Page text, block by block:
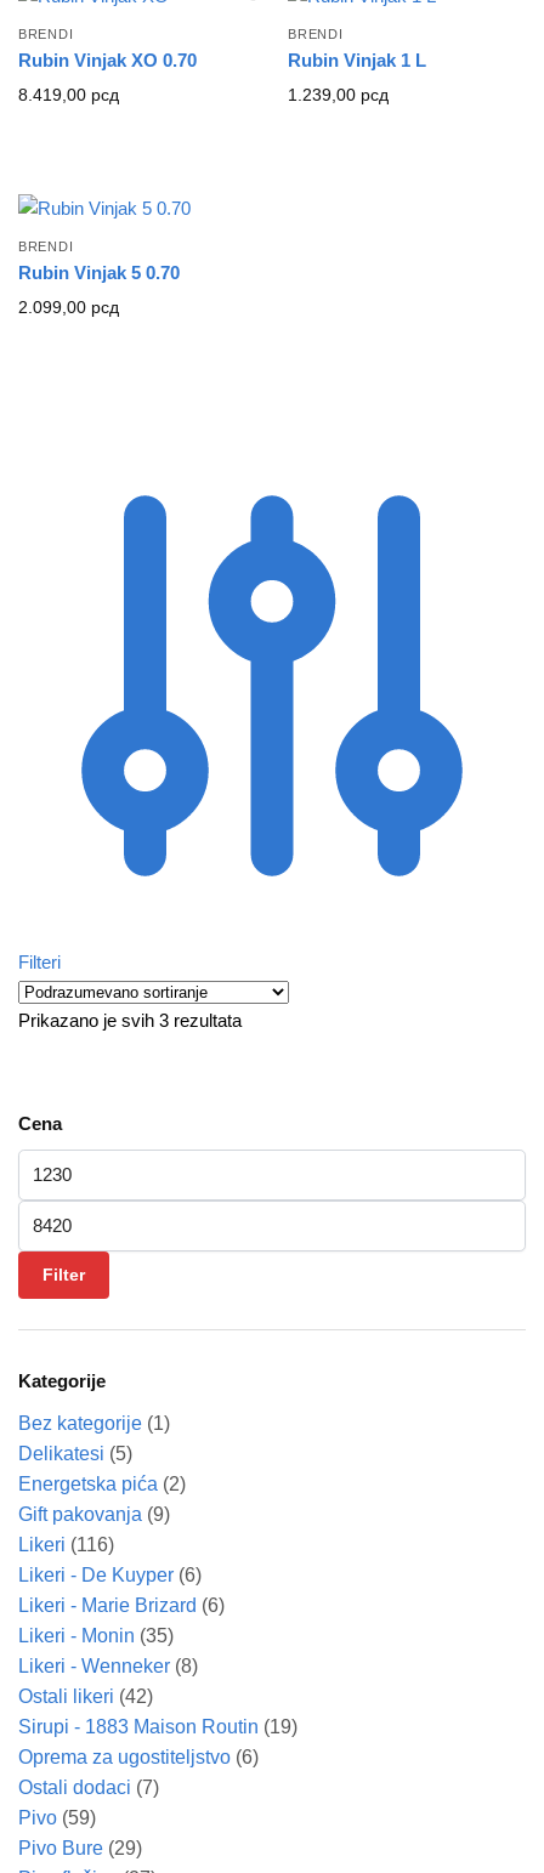
BRENDI
Rubin Vinjak XO 0.70
8.419,00 рсд
BRENDI
Rubin Vinjak 1 L
1.239,00 рсд
BRENDI
Rubin Vinjak 5 0.70
2.099,00 рсд
Filteri
Prikazano je svih 3 rezultata
Cena
Minimalna cena
Maksimalna cena
Filter
Kategorije
Bez kategorije (1)
Delikatesi (5)
Energetska pića (2)
Gift pakovanja (9)
Likeri (116)
Likeri - De Kuyper (6)
Likeri - Marie Brizard (6)
Likeri - Monin (35)
Likeri - Wenneker (8)
Ostali likeri (42)
Sirupi - 1883 Maison Routin (19)
Oprema za ugostiteljstvo (6)
Ostali dodaci (7)
Pivo (59)
Pivo Bure (29)